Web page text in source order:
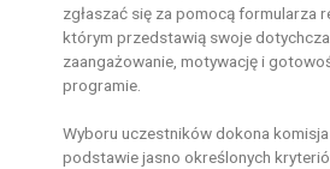
zgłaszać się za pomocą formularza
którym przedstawią swoje
zaangażowanie, motywację i
programie.
Wyboru uczestników dokona
podstawie jasno określonych